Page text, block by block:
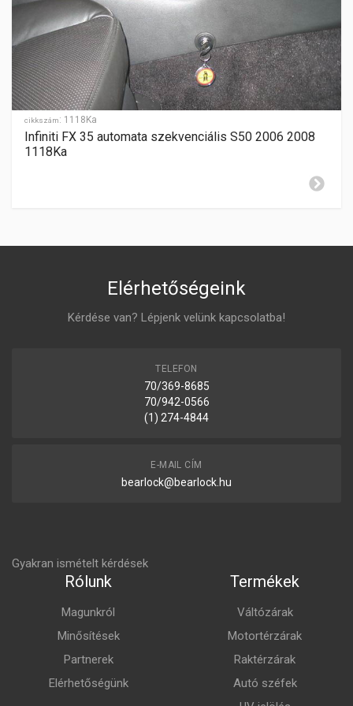
automata szekvenciális
SEBESSÉGFOKOZATOK
-
HÁTRAMENET
-
GYÁRTÁSI ÉV
2008-2013
cikkszám: 1118Ka
Infiniti FX 35 automata szekvenciális S50 2006 2008
1118Ka
Elérhetőségeink
Kérdése van? Lépjenk velünk kapcsolatba!
TELEFON
70/369-8685
70/942-0566
(1) 274-4844
E-MAIL CÍM
bearlock@bearlock.hu
Gyakran ismételt kérdések
Rólunk
Magunkról
Minősítések
Partnerek
Elérhetőségünk
Termékek
Váltózárak
Motortérzárak
Raktérzárak
Autó széfek